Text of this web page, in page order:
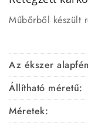
Műbőrből készült
Az ékszer
Állítható méretű:
Méretek: